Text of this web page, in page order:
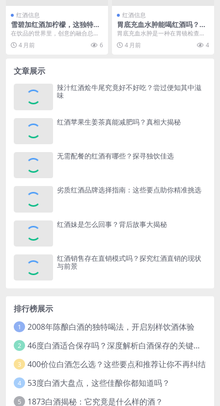
红酒信息
雪碧加红酒加柠檬，这独特组
合究竟叫什么？
在饮品的世界里，创意的融合总是
能带来意想不到的惊喜。当雪碧的
清爽气泡、红酒的醇厚...
4 月前 6
红酒信息
胃底充血水肿能喝红酒吗？专
家为你解析饮酒利弊
胃底充血水肿是一种在胃镜检查中
较为常见的胃部异常状况，它往往
意味着胃黏膜正处于炎...
4 月前 4
文章展示
辣汁红酒烩牛尾究竟好不好吃？尝过便知其中滋
味
红酒苹果生姜茶真能减肥吗？真相大揭秘
无需配餐的红酒有哪些？探寻独饮佳选
劣质红酒品牌选择指南：这些要点助你精准挑选
红酒妹是怎么回事？背后故事大揭秘
红酒销售存在直销模式吗？探究红酒直销的现状
与前景
排行榜展示
1 2008年陈酿白酒的独特喝法，开启别样饮酒体验
2 46度白酒适合保存吗？深度解析白酒保存的关键因素
3 400价位白酒怎么选？这些要点和推荐让你不再纠结
4 53度白酒大盘点，这些佳酿你都知道吗？
5 1873白酒揭秘：它究竟是什么样的酒？